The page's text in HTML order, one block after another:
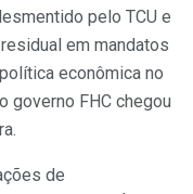
pelo TCU e
em mandatos
econômica no
governo FHC chegou
de